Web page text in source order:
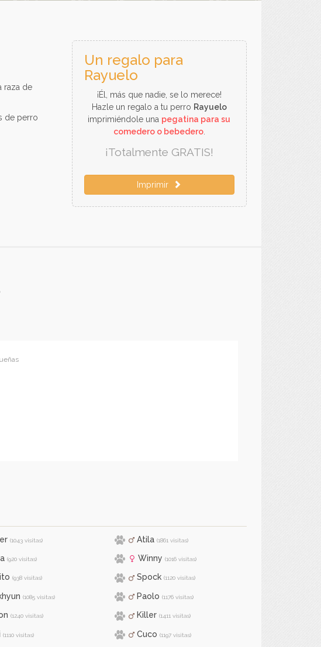
raza de
de perro
Un regalo para
Rayuelo
¡Él, más que nadie, se lo merece!
Hazle un regalo a tu perro Rayuelo
imprimiéndole una pegatina para su
comedero o bebedero.
¡Totalmente GRATIS!
Imprimir
(1043 visitas) Atila (1861 visitas)
(920 visitas) Winny (1016 visitas)
(938 visitas) Spock (1120 visitas)
(1085 visitas) Paolo (1176 visitas)
(1240 visitas) Killer (1411 visitas)
(1110 visitas) Cuco (1197 visitas)